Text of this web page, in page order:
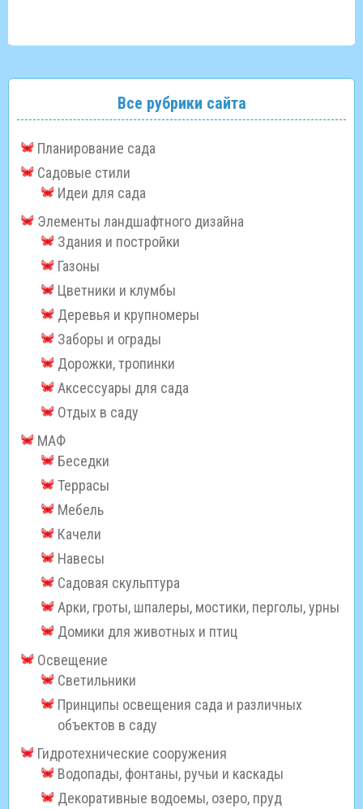
Все рубрики сайта
Планирование сада
Садовые стили
Идеи для сада
Элементы ландшафтного дизайна
Здания и постройки
Газоны
Цветники и клумбы
Деревья и крупномеры
Заборы и ограды
Дорожки, тропинки
Аксессуары для сада
Отдых в саду
МАФ
Беседки
Террасы
Мебель
Качели
Навесы
Садовая скульптура
Арки, гроты, шпалеры, мостики, перголы, урны
Домики для животных и птиц
Освещение
Светильники
Принципы освещения сада и различных
объектов в саду
Гидротехнические сооружения
Водопады, фонтаны, ручьи и каскады
Декоративные водоемы, озеро, пруд